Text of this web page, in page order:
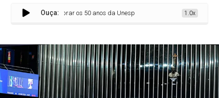
Ouça:
Senado vai celebrar os 50 anos da Unesp 1.0x